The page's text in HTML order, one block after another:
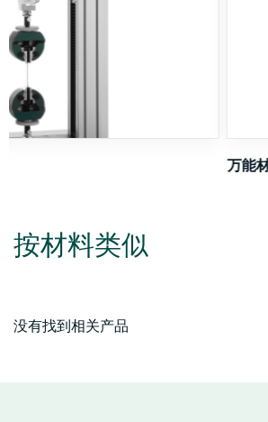
按材料类似
没有找到相关产品